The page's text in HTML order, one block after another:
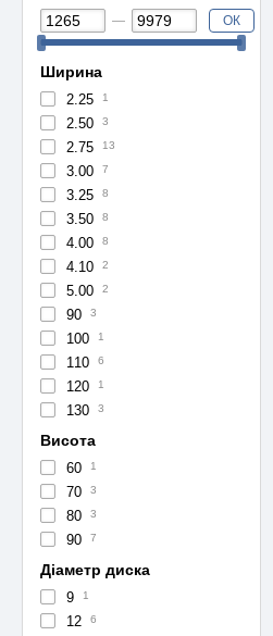
ОК
Ширина
2.25 1
2.50 3
2.75 13
3.00 7
3.25 8
3.50 8
4.00 8
4.10 2
5.00 2
90 3
100 1
110 6
120 1
130 3
Висота
60 1
70 3
80 3
90 7
Діаметр диска
9 1
12 6